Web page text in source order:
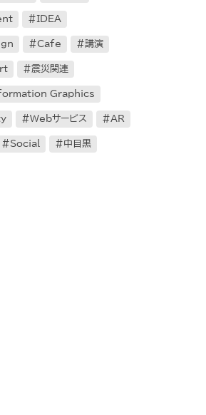
IDEA
Cafe 講演
震災関連
Graphics
Webサービス AR
Social 中目黒